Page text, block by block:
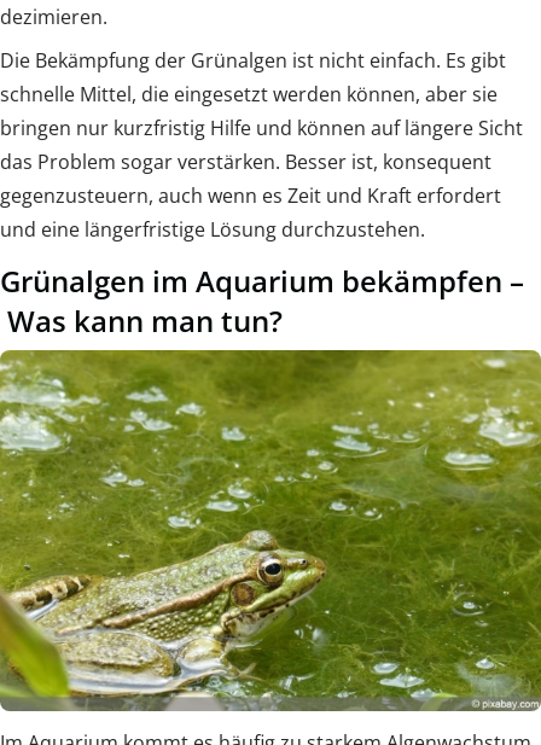
dezimieren.
Die Bekämpfung der Grünalgen ist nicht einfach. Es gibt
schnelle Mittel, die eingesetzt werden können, aber sie
bringen nur kurzfristig Hilfe und können auf längere Sicht
das Problem sogar verstärken. Besser ist, konsequent
gegenzusteuern, auch wenn es Zeit und Kraft erfordert
und eine längerfristige Lösung durchzustehen.
Grünalgen im Aquarium bekämpfen –
Was kann man tun?